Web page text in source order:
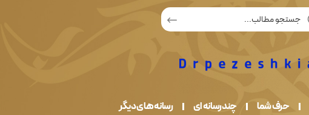
حرف شما چندرسانه ای رسانه های دیگر